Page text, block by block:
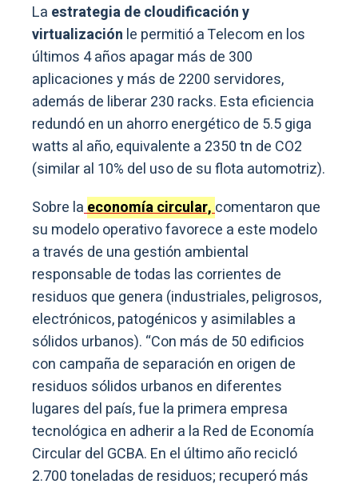
La estrategia de cloudificación y
virtualización le permitió a Telecom en los
últimos 4 años apagar más de 300
aplicaciones y más de 2200 servidores,
además de liberar 230 racks. Esta eficiencia
redundó en un ahorro energético de 5.5 giga
watts al año, equivalente a 2350 tn de CO2
(similar al 10% del uso de su flota automotriz).
Sobre laeconomía circular,comentaron que
su modelo operativo favorece a este modelo
a través de una gestión ambiental
responsable de todas las corrientes de
residuos que genera (industriales, peligrosos,
electrónicos, patogénicos y asimilables a
sólidos urbanos). “Con más de 50 edificios
con campaña de separación en origen de
residuos sólidos urbanos en diferentes
lugares del país, fue la primera empresa
tecnológica en adherir a la Red de Economía
Circular del GCBA. En el último año recicló
2.700 toneladas de residuos; recuperó más